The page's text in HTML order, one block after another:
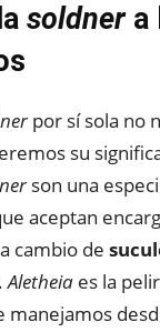
soldnera
por sí sola no
su
son una
aceptan
cambio de
.Aletheia es la
manejamos